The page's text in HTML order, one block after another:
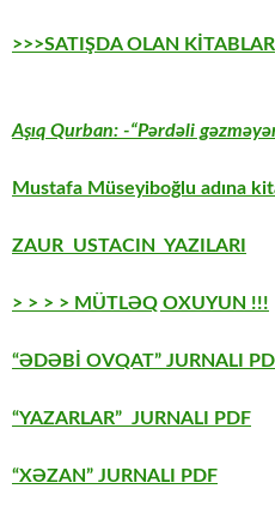
>>>SATIŞDA OLAN KİTABLAR
Aşıq Qurban: -“Pərdəli
Mustafa Müseyiboğlu adına
ZAUR USTACIN YAZILARI
> > > > MÜTLƏQ OXUYUN !!!
“ƏDƏBİ OVQAT” JURNALI
“YAZARLAR” JURNALI PDF
“XƏZAN” JURNALI PDF